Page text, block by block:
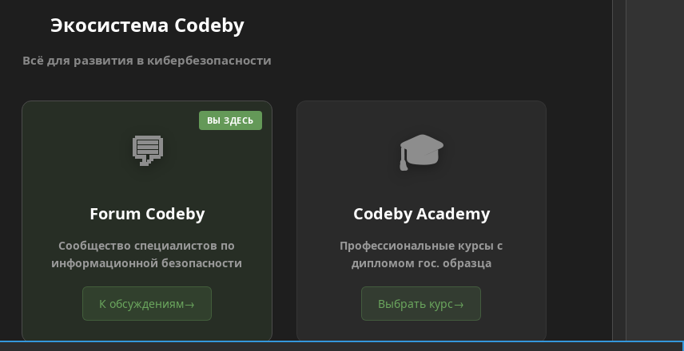
Экосистема Codeby
Всё для развития в кибербезопасности
ВЫ ЗДЕСЬ
💬
Forum Codeby
Сообщество специалистов по
информационной безопасности
К обсуждениям→
🎓
Codeby Academy
Профессиональные курсы с
дипломом гос. образца
Выбрать курс→